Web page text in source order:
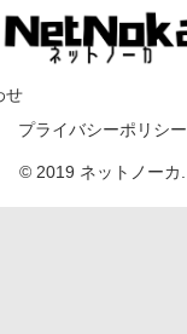
せ
プライバシーポリシー
© 2019 ネットノーカ.